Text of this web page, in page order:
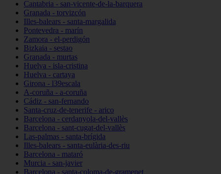
Cantabria - san-vicente-de-la-barquera
Granada - torvizcón
Illes-balears - santa-margalida
Pontevedra - marín
Zamora - el-perdigón
Bizkaia - sestao
Granada - murtas
Huelva - isla-cristina
Huelva - cartaya
Girona - l39escala
A-coruña - a-coruña
Cádiz - san-fernando
Santa-cruz-de-tenerife - arico
Barcelona - cerdanyola-del-vallès
Barcelona - sant-cugat-del-vallès
Las-palmas - santa-brígida
Illes-balears - santa-eulària-des-riu
Barcelona - mataró
Murcia - san-javier
Barcelona - santa-coloma-de-gramenet